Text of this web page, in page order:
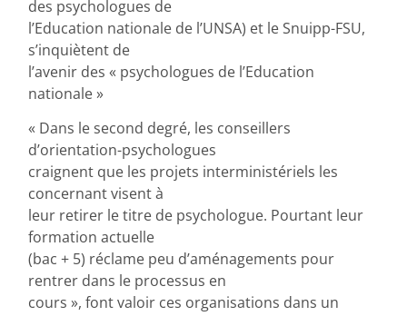
des psychologues de
l’Education nationale de l’UNSA) et le Snuipp-FSU,
s’inquiètent de
l’avenir des « psychologues de l’Education
nationale »
« Dans le second degré, les conseillers
d’orientation-psychologues
craignent que les projets interministériels les
concernant visent à
leur retirer le titre de psychologue. Pourtant leur
formation actuelle
(bac + 5) réclame peu d’aménagements pour
rentrer dans le processus en
cours », font valoir ces organisations dans un